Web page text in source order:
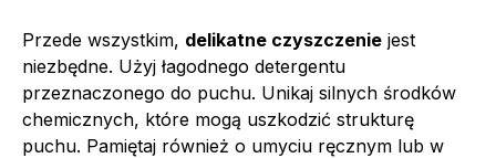
Przede wszystkim, delikatne czyszczenie jest
niezbędne. Użyj łagodnego detergentu
przeznaczonego do puchu. Unikaj silnych środków
chemicznych, które mogą uszkodzić strukturę
puchu. Pamiętaj również o umyciu ręcznym lub w